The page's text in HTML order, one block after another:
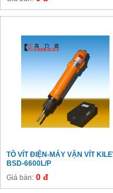
TÔ VÍT ĐIỆN-MÁY VẶN VÍT
BSD-6600L/P
Giá bán: 0 đ